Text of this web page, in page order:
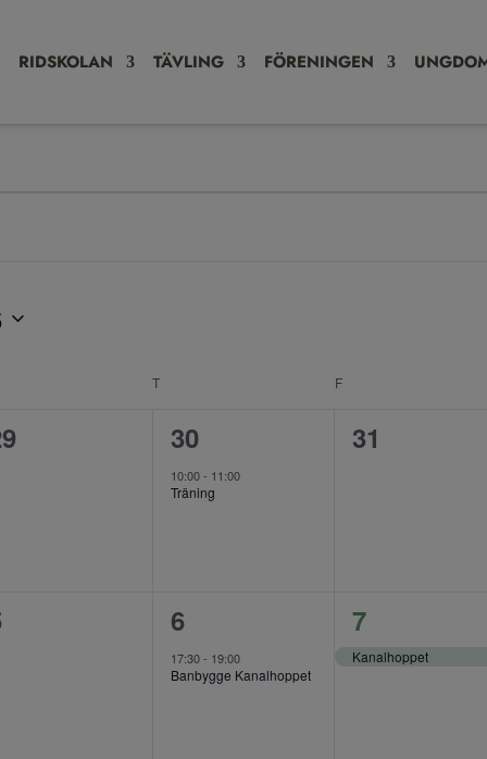
RIDSKOLAN TÄVLING FÖRENINGEN
T F
1
evenemang,
30
10:00- 11:00
Träning
0
31
1
evenemang,
6
17:30- 19:00
Banbygge Kanalhoppet
1
evenemang,
7
Kanalhoppet